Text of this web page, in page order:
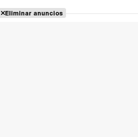
Eliminar anuncios